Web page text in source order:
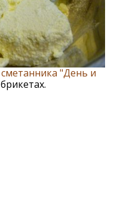
сметанника "День и